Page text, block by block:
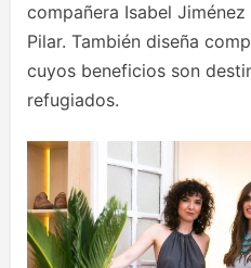
compañera Isabel
Pilar. También diseña
cuyos beneficios son
refugiados.